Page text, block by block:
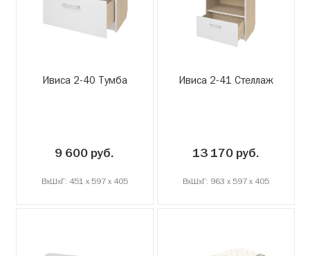
Ивиса 2-40 Тумба
9 600 руб.
ВxШxГ: 451 x 597 x 405
Ивиса 2-41 Стеллаж
13 170 руб.
ВxШxГ: 963 x 597 x 405